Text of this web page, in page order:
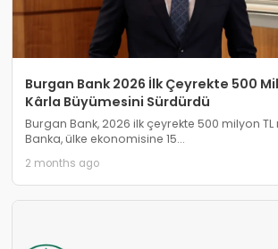
Burgan Bank 2026 İlk Çeyrekte 500
Kârla Büyümesini Sürdürdü
Burgan Bank, 2026 ilk çeyrekte 500 milyon
Banka, ülke ekonomisine 15...
2 months ago